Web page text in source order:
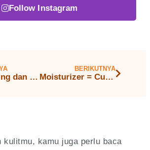
Follow Instagram
Kulit Kering dan Kusam? Jangan Panik! Rahasia Kulit Sehat dan Glowing Ada di Moisturizer
BERIKUTNYA
Moisturizer = Cuma Buat Kulit Kering? Mitos atau Fakta? Yuk, Simak Penjelasannya!
kulitmu, kamu juga perlu baca